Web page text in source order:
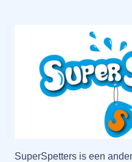
SuperSpetters is een